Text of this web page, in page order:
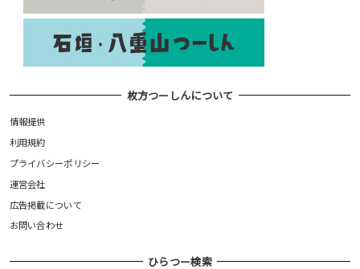
枚方つーしんについて
情報提供
利用規約
プライバシーポリシー
運営会社
広告掲載について
お問い合わせ
ひらつー検索